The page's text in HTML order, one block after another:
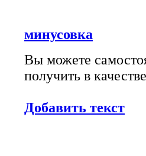
минусовка
Вы можете
получить в
Добавить текст